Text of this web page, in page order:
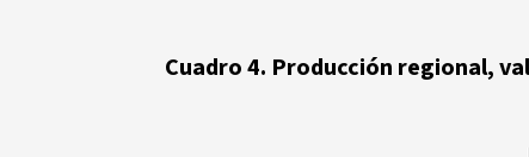
Cuadro 4. Producción regional,